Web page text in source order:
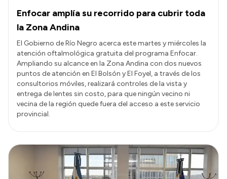
Enfocar amplía su recorrido para cubrir toda
la Zona Andina
El Gobierno de Río Negro acerca este martes y miércoles la
atención oftalmológica gratuita del programa Enfocar.
Ampliando su alcance en la Zona Andina con dos nuevos
puntos de atención en El Bolsón y El Foyel, a través de los
consultorios móviles, realizará controles de la vista y
entrega de lentes sin costo, para que ningún vecino ni
vecina de la región quede fuera del acceso a este servicio
provincial.